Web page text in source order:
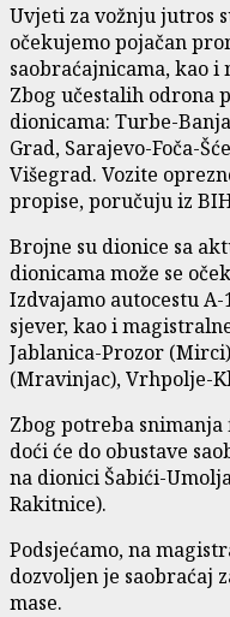
Uvjeti za vožnju jutros
očekujemo pojačan
saobraćajnicama, kao
Zbog učestalih odrona
dionicama: Turbe-
Grad, Sarajevo-Foča-
Višegrad. Vozite
propise, poručuju iz
Brojne su dionice sa
dionicama može se
Izdvajamo autocestu
sjever, kao i
Jablanica-Prozor
(Mravinjac), Vrhpolje-
Zbog potreba snimanja
doći će do obustave
na dionici Šabići-
Rakitnice).
Podsjećamo, na
dozvoljen je saobraćaj
mase.